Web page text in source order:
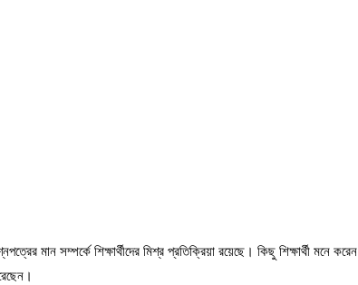
মান সম্পর্কে শিক্ষার্থীদের মিশ্র প্রতিক্রিয়া রয়েছে। কিছু শিক্ষার্থী মনে করেন